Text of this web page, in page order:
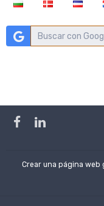
Crear una página web